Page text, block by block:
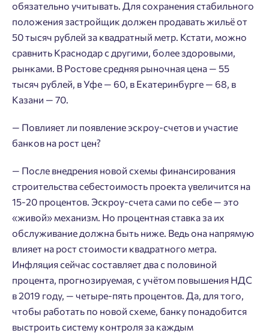
обязательно учитывать. Для сохранения стабильного
положения застройщик должен продавать жильё от
50 тысяч рублей за квадратный метр. Кстати, можно
сравнить Краснодар с другими, более здоровыми,
рынками. В Ростове средняя рыночная цена — 55
тысяч рублей, в Уфе — 60, в Екатеринбурге — 68, в
Казани — 70.
— Повлияет ли появление эскроу-счетов и участие
банков на рост цен?
— После внедрения новой схемы финансирования
строительства себестоимость проекта увеличится на
15-20 процентов. Эскроу-счета сами по себе — это
«живой» механизм. Но процентная ставка за их
обслуживание должна быть ниже. Ведь она напрямую
влияет на рост стоимости квадратного метра.
Инфляция сейчас составляет два с половиной
процента, прогнозируемая, с учётом повышения НДС
в 2019 году, — четыре-пять процентов. Да, для того,
чтобы работать по новой схеме, банку понадобится
выстроить систему контроля за каждым